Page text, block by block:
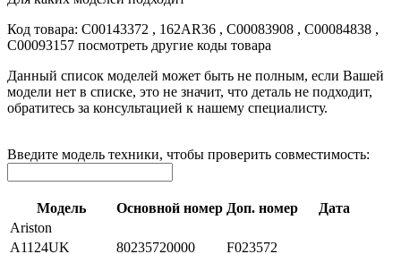
Код товара: C00143372 , 162AR36 , C00083908 , C00084838 ,
C00093157 посмотреть другие коды товара
Данный список моделей может быть не полным, если Вашей
модели нет в списке, это не значит, что деталь не подходит,
обратитесь за консультацией к нашему специалисту.
Введите модель техники, чтобы проверить совместимость:
Модель Основной номер Доп. номер
Дата
Ariston
A1124UK
80235720000
F023572